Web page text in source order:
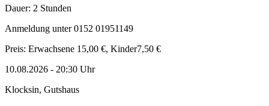
Dauer: 2 Stunden
Anmeldung unter 0152 01951149
Preis: Erwachsene 15,00 €, Kinder7,50 €
10.08.2026 - 20:30 Uhr
Klocksin, Gutshaus